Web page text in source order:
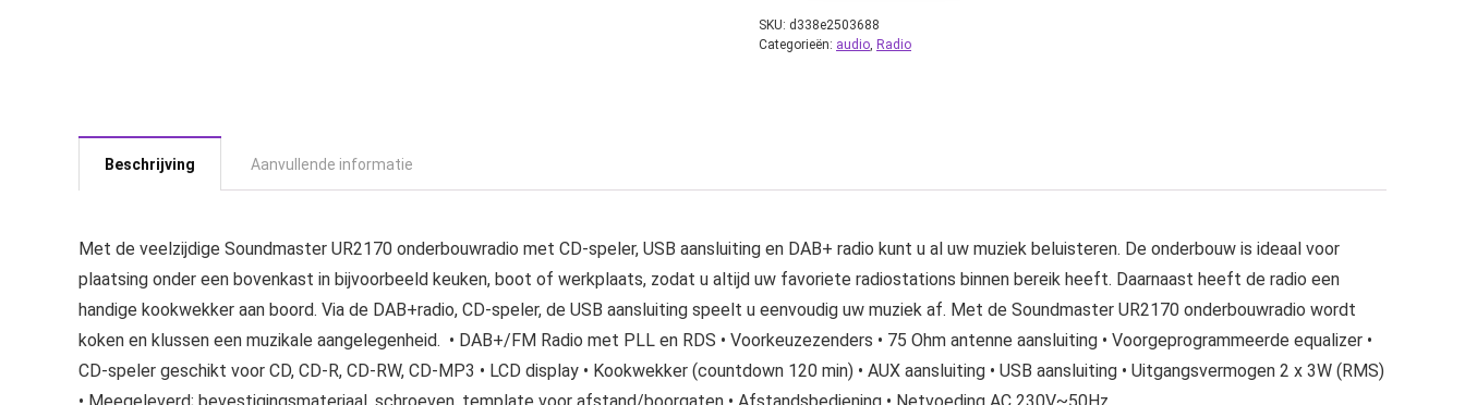
SKU: d338e2503688
Categorieën: audio, Radio
Beschrijving Aanvullende informatie
Met de veelzijdige Soundmaster UR2170 onderbouwradio met CD-speler, USB aansluiting en DAB+ radio kunt u al uw muziek beluisteren. De onderbouw is ideaal voor
plaatsing onder een bovenkast in bijvoorbeeld keuken, boot of werkplaats, zodat u altijd uw favoriete radiostations binnen bereik heeft. Daarnaast heeft de radio een
handige kookwekker aan boord. Via de DAB+radio, CD-speler, de USB aansluiting speelt u eenvoudig uw muziek af. Met de Soundmaster UR2170 onderbouwradio wordt
koken en klussen een muzikale aangelegenheid. • DAB+/FM Radio met PLL en RDS • Voorkeuzezenders • 75 Ohm antenne aansluiting • Voorgeprogrammeerde equalizer •
CD-speler geschikt voor CD, CD-R, CD-RW, CD-MP3 • LCD display • Kookwekker (countdown 120 min) • AUX aansluiting • USB aansluiting • Uitgangsvermogen 2 x 3W (RMS)